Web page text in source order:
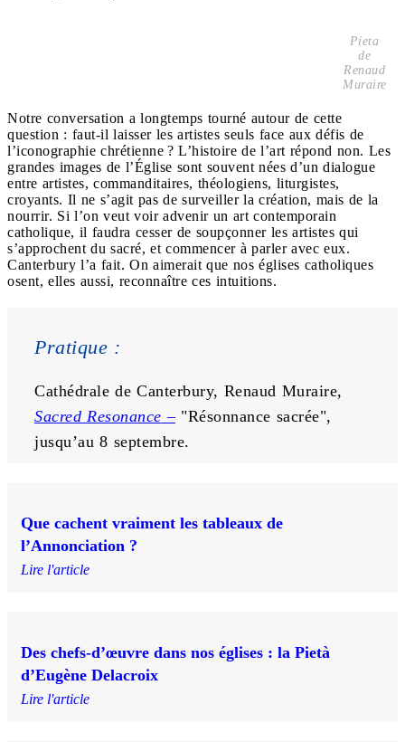
Pieta
de
Renaud
Muraire
Notre conversation a longtemps tourné autour de cette
question : faut-il laisser les artistes seuls face aux défis de
l’iconographie chrétienne ? L’histoire de l’art répond non. Les
grandes images de l’Église sont souvent nées d’un dialogue
entre artistes, commanditaires, théologiens, liturgistes,
croyants. Il ne s’agit pas de surveiller la création, mais de la
nourrir. Si l’on veut voir advenir un art contemporain
catholique, il faudra cesser de soupçonner les artistes qui
s’approchent du sacré, et commencer à parler avec eux.
Canterbury l’a fait. On aimerait que nos églises catholiques
osent, elles aussi, reconnaître ces intuitions.
Pratique :
Sacred Resonance – "Résonnance sacrée",
jusqu’au 8 septembre.
Que cachent vraiment les tableaux de
l’Annonciation ?
Lire l'article
Des chefs-d’œuvre dans nos églises : la Pietà
d’Eugène Delacroix
Lire l'article